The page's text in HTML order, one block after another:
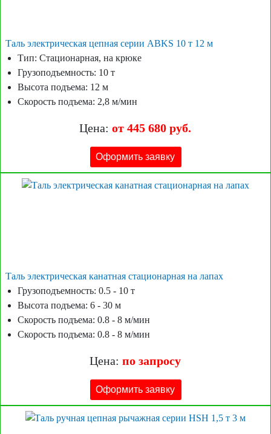
Таль электрическая цепная серии ABKS 10 т 12 м
Тип: Стационарная, на крюке
Грузоподъемность: 10 т
Высота подъема: 12 м
Скорость подъема: 2,8 м/мин
Цена:от 445 680 руб.
Оформить заявку
Таль электрическая канатная стационарная на лапах
Грузоподъемность: 0.5 - 10 т
Высота подъема: 6 - 30 м
Скорость подъема: 0.8 - 8 м/мин
Скорость подъема: 0.8 - 8 м/мин
Цена:по запросу
Оформить заявку